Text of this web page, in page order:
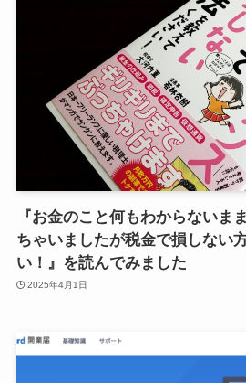
『お金のこと何もわからないま
ちゃいましたが税金で損しない
い！』を読んでみました
2025年4月1日